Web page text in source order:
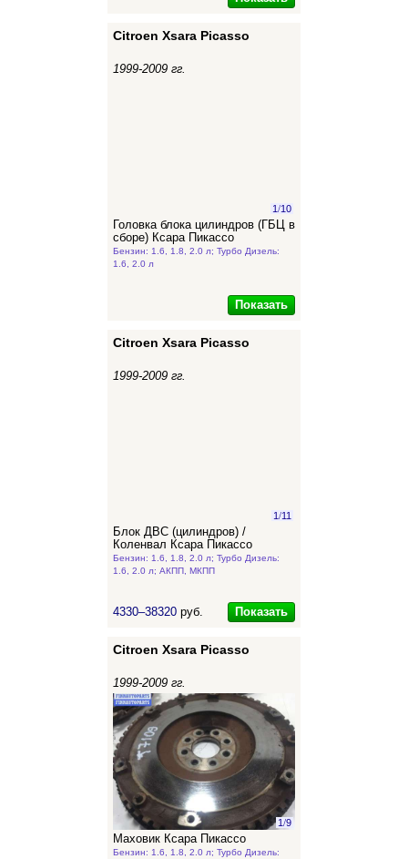
Citroen Xsara Picasso
1999-2009 гг.
1/10
Головка блока цилиндров (ГБЦ в
сборе) Ксара Пикассо
Бензин: 1.6, 1.8, 2.0 л; Турбо Дизель:
1.6, 2.0 л
Показать
Citroen Xsara Picasso
1999-2009 гг.
1/11
Блок ДВС (цилиндров) /
Коленвал Ксара Пикассо
Бензин: 1.6, 1.8, 2.0 л; Турбо Дизель:
1.6, 2.0 л; АКПП, МКПП
4330–38320 руб. Показать
Citroen Xsara Picasso
1999-2009 гг.
1/9
Маховик Ксара Пикассо
Бензин: 1.6, 1.8, 2.0 л; Турбо Дизель: